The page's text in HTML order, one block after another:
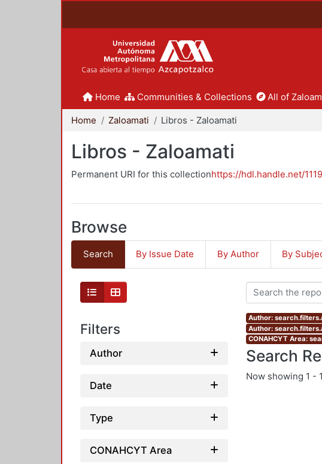
Home Communities & Collections All of
Home Zaloamati Libros - Zaloamati
Libros - Zaloamati
Permanent URI for this collectionhttps://hdl.handle.net/
Browse
Search By Issue Date By Author By
Filters
Author
Date
Type
CONAHCYT Area
Author:
Author:
CONAHCYT Area:
Search
Now showing 1 -